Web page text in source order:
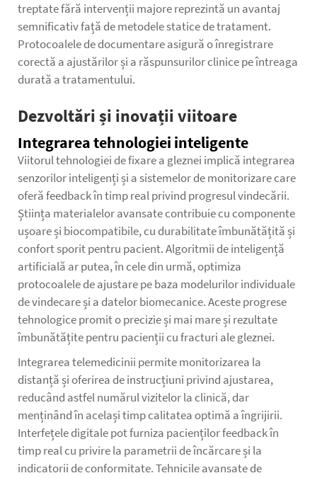
treptate fără intervenții majore reprezintă un avantaj
semnificativ față de metodele statice de tratament.
Protocoalele de documentare asigură o înregistrare
corectă a ajustărilor și a răspunsurilor clinice pe întreaga
durată a tratamentului.
Dezvoltări și inovații viitoare
Integrarea tehnologiei inteligente
Viitorul tehnologiei de fixare a gleznei implică integrarea
senzorilor inteligenți și a sistemelor de monitorizare care
oferă feedback în timp real privind progresul vindecării.
Știința materialelor avansate contribuie cu componente
ușoare și biocompatibile, cu durabilitate îmbunătățită și
confort sporit pentru pacient. Algoritmii de inteligență
artificială ar putea, în cele din urmă, optimiza
protocoalele de ajustare pe baza modelurilor individuale
de vindecare și a datelor biomecanice. Aceste progrese
tehnologice promit o precizie și mai mare și rezultate
îmbunătățite pentru pacienții cu fracturi ale gleznei.
Integrarea telemedicinii permite monitorizarea la
distanță și oferirea de instrucțiuni privind ajustarea,
reducând astfel numărul vizitelor la clinică, dar
menținând în același timp calitatea optimă a îngrijirii.
Interfețele digitale pot furniza pacienților feedback în
timp real cu privire la parametrii de încărcare și la
indicatorii de conformitate. Tehnicile avansate de